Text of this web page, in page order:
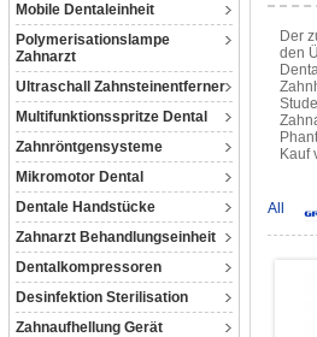
Mobile Dentaleinheit
Polymerisationslampe
Zahnarzt
Ultraschall Zahnsteinentferner
Multifunktionsspritze Dental
Zahnröntgensysteme
Mikromotor Dental
Dentale Handstücke
Zahnarzt Behandlungseinheit
Dentalkompressoren‎
Desinfektion Sterilisation
Zahnaufhellung Gerät
Der
den
Kauf
All